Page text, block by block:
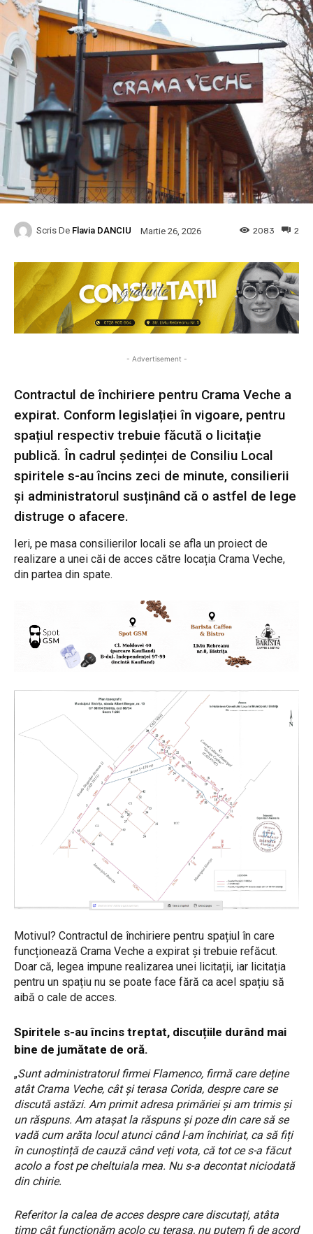
Scris De Flavia DANCIU Martie 26, 2026 2
2083
- Advertisement -
Contractul de închiriere pentru Crama Veche a
expirat. Conform legislației în vigoare, pentru
spațiul respectiv trebuie făcută o licitație
publică. În cadrul ședinței de Consiliu Local
spiritele s-au încins zeci de minute, consilierii
și administratorul susținând că o astfel de lege
distruge o afacere.
Ieri, pe masa consilierilor locali se afla un proiect de
realizare a unei căi de acces către locația Crama Veche,
din partea din spate.
Motivul? Contractul de închiriere pentru spațiul în care
funcționează Crama Veche a expirat și trebuie refăcut.
Doar că, legea impune realizarea unei licitații, iar licitația
pentru un spațiu nu se poate face fără ca acel spațiu să
aibă o cale de acces.
Spiritele s-au încins treptat, discuțiile durând mai
bine de jumătate de oră.
„Sunt administratorul firmei Flamenco, firmă care deține
atât Crama Veche, cât și terasa Corida, despre care se
discută astăzi. Am primit adresa primăriei și am trimis și
un răspuns. Am atașat la răspuns și poze din care să se
vadă cum arăta locul atunci când l-am închiriat, ca să fiți
în cunoștință de cauză când veți vota, că tot ce s-a făcut
acolo a fost pe cheltuiala mea. Nu s-a decontat niciodată
din chirie.
Referitor la calea de acces despre care discutați, atâta
timp cât funcționăm acolo cu terasa, nu putem fi de acord